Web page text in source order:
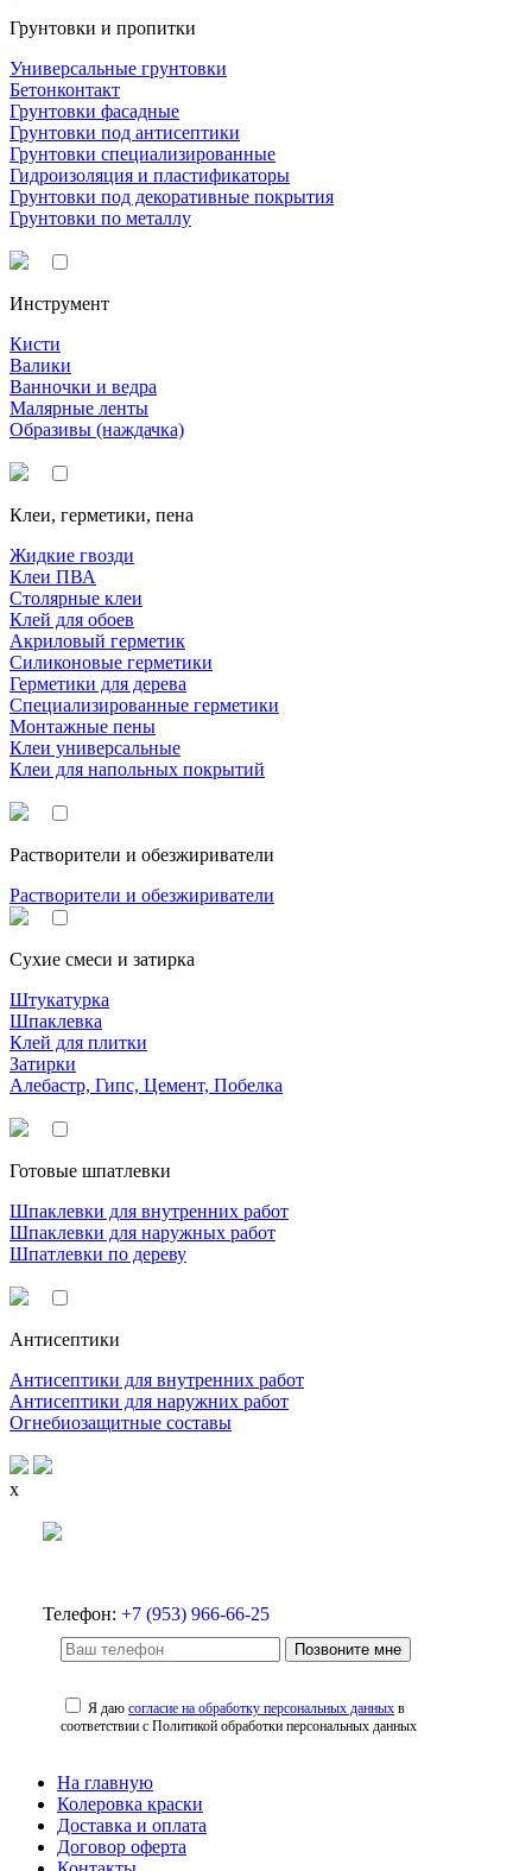
Грунтовки и пропитки
Универсальные грунтовки
Бетонконтакт
Грунтовки фасадные
Грунтовки под антисептики
Грунтовки специализированные
Гидроизоляция и пластификаторы
Грунтовки под декоративные покрытия
Грунтовки по металлу
Инструмент
Кисти
Валики
Ванночки и ведра
Малярные ленты
Образивы (наждачка)
Клеи, герметики, пена
Жидкие гвозди
Клеи ПВА
Столярные клеи
Клей для обоев
Акриловый герметик
Силиконовые герметики
Герметики для дерева
Специализированные герметики
Монтажные пены
Клеи универсальные
Клеи для напольных покрытий
Растворители и обезжириватели
Растворители и обезжириватели
Сухие смеси и затирка
Штукатурка
Шпаклевка
Клей для плитки
Затирки
Алебастр, Гипс, Цемент, Побелка
Готовые шпатлевки
Шпаклевки для внутренних работ
Шпаклевки для наружных работ
Шпатлевки по дереву
Антисептики
Антисептики для внутренних работ
Антисептики для наружних работ
Огнебиозащитные составы
x
Телефон: +7 (953) 966-66-25
Позвоните мне
Я даюсогласие на обработку персональных данных в
соответствии с Политикой обработки персональных данных
На главную
Колеровка краски
Доставка и оплата
Договор оферта